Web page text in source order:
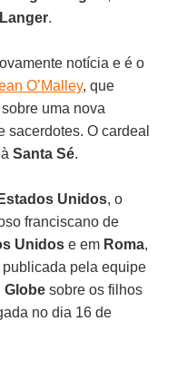
.
notícia e é o
O’Malley, que
uma nova
O cardeal
Santa Sé.
Estados Unidos, o
franciscano de
Unidos e em Roma,
publicada pela equipe
Globe sobre os filhos
no dia 16 de